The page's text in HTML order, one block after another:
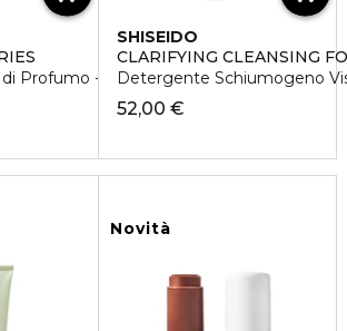
di Profumo - Color Bianco
SHISEIDO
CLARIFYING CLEANSING
Detergente Schiumogeno
52,00 €
Novità